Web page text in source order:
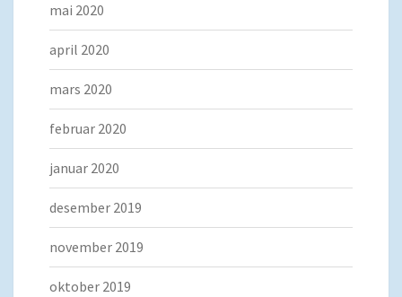
mai 2020
april 2020
mars 2020
februar 2020
januar 2020
desember 2019
november 2019
oktober 2019